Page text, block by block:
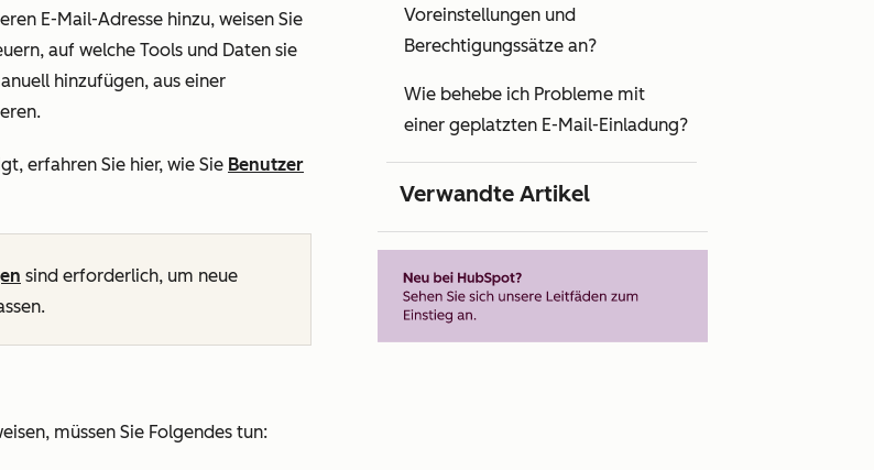
E-Mail-Adresse hinzu, weisen Sie
auf welche Tools und Daten sie
hinzufügen, aus einer
erfahren Sie hier, wie Sie Benutzer
sind erforderlich, um neue
müssen Sie Folgendes tun:
Voreinstellungen und
Berechtigungssätze an?
Wie behebe ich Probleme mit
einer geplatzten E-Mail-Einladung?
Verwandte Artikel